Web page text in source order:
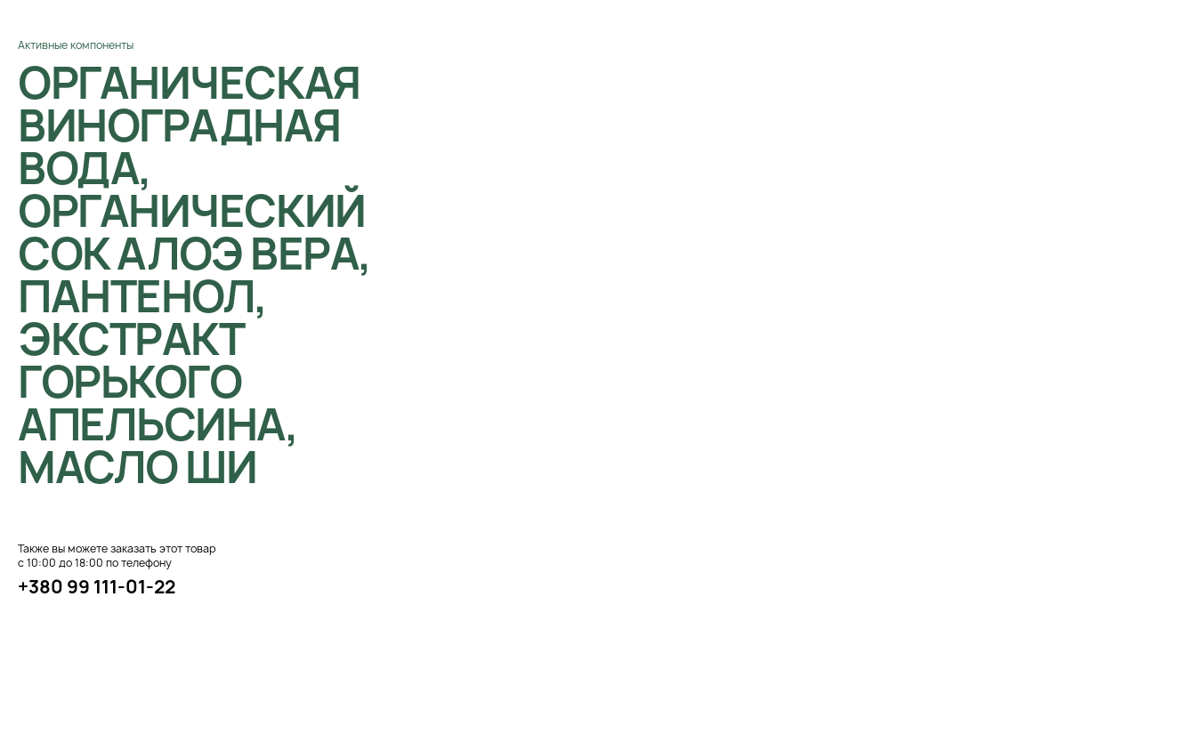
Активные компоненты
ОРГАНИЧЕСКАЯ
ВИНОГРАДНАЯ
ВОДА,
ОРГАНИЧЕСКИЙ
СОК АЛОЭ ВЕРА,
ПАНТЕНОЛ,
ЭКСТРАКТ
ГОРЬКОГО
АПЕЛЬСИНА,
МАСЛО ШИ
Также вы можете заказать этот товар
с 10:00 до 18:00 по телефону
+380 99 111-01-22